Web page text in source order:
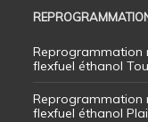
Reprogrammation
flexfuel éthanol
Reprogrammation
flexfuel éthanol